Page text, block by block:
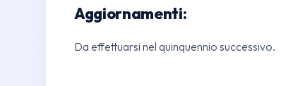
Aggiornamenti:
Da effettuarsi nel quinquennio successivo.